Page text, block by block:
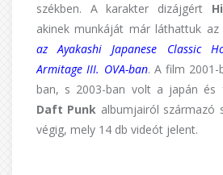
székben. A karakter dizájgért
akinek munkáját már láthattuk
az Ayakashi Japanese Classic
Armitage III. OVA-ban. A film 2001-
ban, s 2003-ban volt a japán és
Daft Punk albumjairól származó
végig, mely 14 db videót jelent.